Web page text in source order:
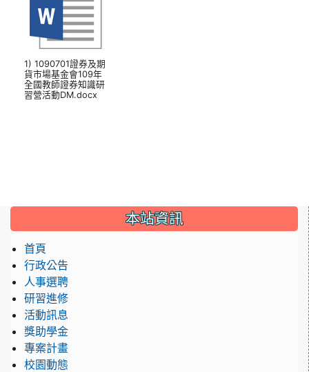
1) 1090701證券及期
貨市場基金會109年
全國教師證券知識研
習營活動DM.docx
本站資訊
首頁
行政公告
人事選聘
研習進修
活動訊息
獎助學金
專案計畫
校園動態